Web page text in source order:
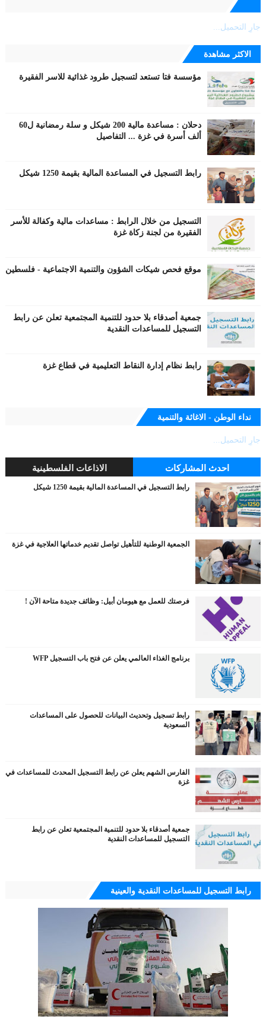
جارٍ التحميل...
الاكثر مشاهدة
مؤسسة فتا تستعد لتسجيل طرود غذائية للاسر الفقيرة
دحلان : مساعدة مالية 200 شيكل و سلة رمضانية ل60
ألف أسرة في غزة ... التفاصيل
رابط التسجيل في المساعدة المالية بقيمة 1250 شيكل
التسجيل من خلال الرابط : مساعدات مالية وكفالة للأسر
الفقيرة من لجنة زكاة غزة
موقع فحص شيكات الشؤون والتنمية الاجتماعية - فلسطين
جمعية أصدقاء بلا حدود للتنمية المجتمعية تعلن عن رابط
التسجيل للمساعدات النقدية
رابط نظام إدارة النقاط التعليمية في قطاع غزة
نداء الوطن - الاغاثة والتنمية
جارٍ التحميل...
احدث المشاركات الاذاعات الفلسطينية
رابط التسجيل في المساعدة المالية بقيمة 1250 شيكل
الجمعية الوطنية للتأهيل تواصل تقديم خدماتها العلاجية في غزة
فرصتك للعمل مع هيومان أبيل: وظائف جديدة متاحة الآن !
برنامج الغذاء العالمي يعلن عن فتح باب التسجيل WFP
رابط تسجيل وتحديث البيانات للحصول على المساعدات
السعودية
الفارس الشهم يعلن عن رابط التسجيل المحدث للمساعدات في
غزة
جمعية أصدقاء بلا حدود للتنمية المجتمعية تعلن عن رابط
التسجيل للمساعدات النقدية
رابط التسجيل للمساعدات النقدية والعينية